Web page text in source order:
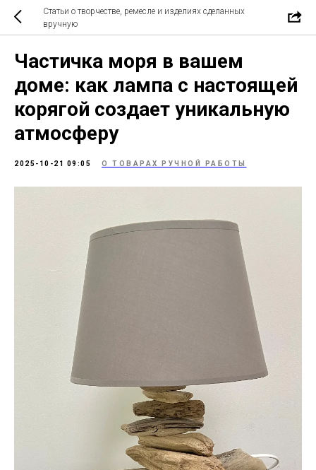
Статьи о творчестве, ремесле и изделиях сделанных
вручную
Частичка моря в вашем
доме: как лампа с настоящей
корягой создает уникальную
атмосферу
2025-10-21 09:05 О ТОВАРАХ РУЧНОЙ РАБОТЫ